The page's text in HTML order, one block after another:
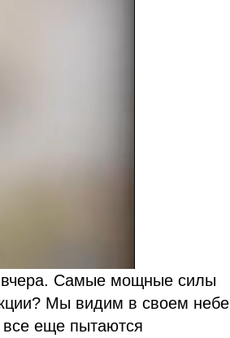
вчера. Самые мощные силы
Мы видим в своем небе
все еще пытаются